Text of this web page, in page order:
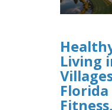
Living
Florida